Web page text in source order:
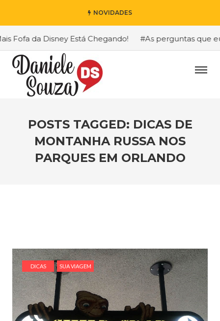
NOVIDADES
da Disney Está Chegando! #As perguntas que eu
POSTS TAGGED: DICAS DE
MONTANHA RUSSA NOS
PARQUES EM ORLANDO
DICAS SUA VIAGEM